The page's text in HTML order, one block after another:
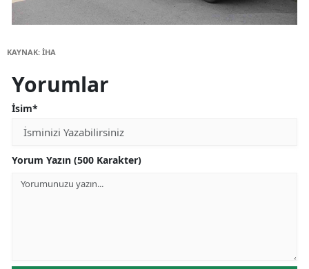
KAYNAK: İHA
Yorumlar
İsim*
Yorum Yazın (500 Karakter)